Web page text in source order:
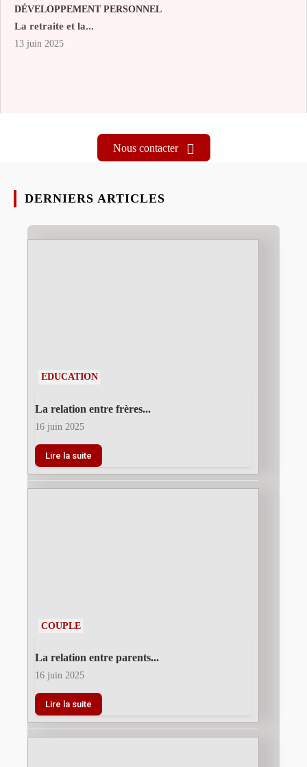
DÉVELOPPEMENT PERSONNEL
La retraite et la...
13 juin 2025
Nous contacter
DERNIERS ARTICLES
EDUCATION
La relation entre frères...
16 juin 2025
Lire la suite
COUPLE
La relation entre parents...
16 juin 2025
Lire la suite